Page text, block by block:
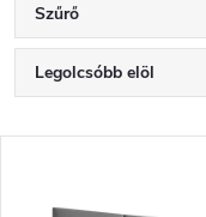
Szűrő
T
e
Legolcsóbb elöl